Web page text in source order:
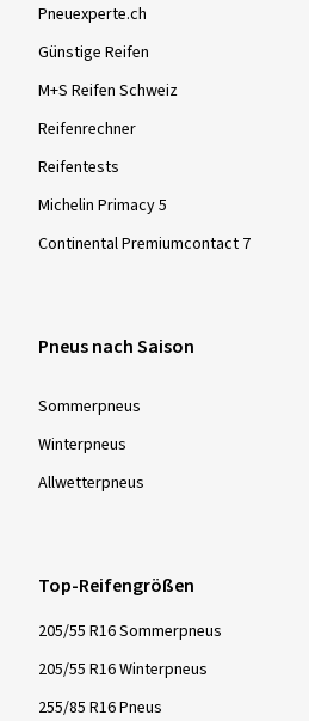
Pneuexperte.ch
Günstige Reifen
M+S Reifen Schweiz
Reifenrechner
Reifentests
Michelin Primacy 5
Continental Premiumcontact 7
Pneus nach Saison
Sommer­pneus
Winter­pneus
Allwetter­pneus
Top-Reifengrößen
205/55 R16 Sommerpneus
205/55 R16 Winterpneus
255/85 R16 Pneus